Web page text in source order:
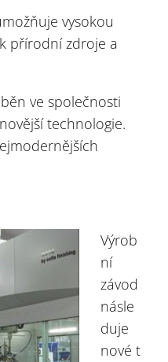
vysokou
přírodní zdroje a
ve společnosti
technologie.
Výrob
ní
závod
násle
duje
nové t